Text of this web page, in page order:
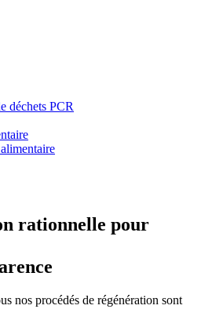
déchets PCR
rationnelle pour
nos procédés de régénération sont